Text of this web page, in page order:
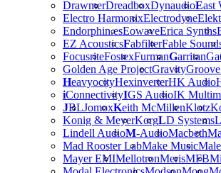
DrawmerDreadboxDynaudioEast
Electro HarmonixElectrodyne
Endorphin.esEowaveErica Synths
EZ AcousticsFabfilterFable
FocusriteFostexFurmanGarritan
Golden Age ProjectGravity
HeavyocityHexinverterHK Audio
iConnectivityIGS AudioIK
JBLJomoxKeith McMillenKlotz
Konig & MeyerKorgLD Systems
Lindell AudioM-AudioMacbeth
Mad Rooster LabMake Music
Mayer EMIMellotronMerisMFB